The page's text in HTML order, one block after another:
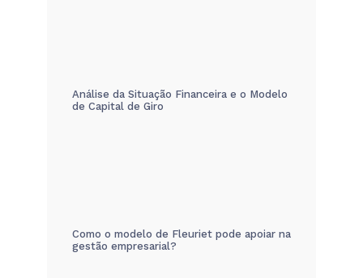
Análise da Situação Financeira e o Modelo
de Capital de Giro
Como o modelo de Fleuriet pode apoiar na
gestão empresarial?